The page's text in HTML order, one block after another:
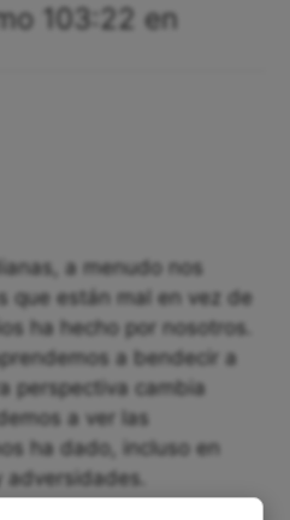
103:22 en
a menudo nos
que están mal en vez de
ha hecho por nosotros.
a bendecir a
perspectiva cambia
a ver las
ha dado, incluso en